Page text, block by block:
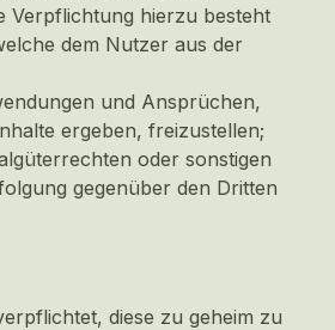
Verpflichtung hierzu besteht
dem Nutzer aus der
und Ansprüchen,
ergeben, freizustellen;
oder sonstigen
gegenüber den Dritten
diese zu geheim zu